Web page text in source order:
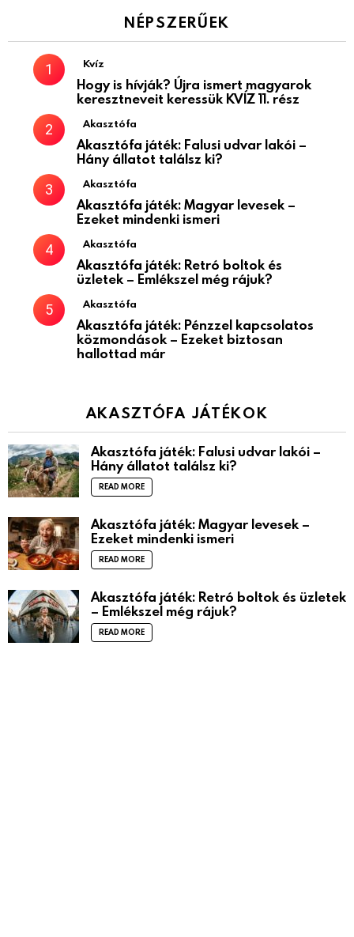
NÉPSZERŰEK
Kvíz
Hogy is hívják? Újra ismert magyarok
keresztneveit keressük KVÍZ 11. rész
Akasztófa
Akasztófa játék: Falusi udvar lakói –
Hány állatot találsz ki?
Akasztófa
Akasztófa játék: Magyar levesek –
Ezeket mindenki ismeri
Akasztófa
Akasztófa játék: Retró boltok és
üzletek – Emlékszel még rájuk?
Akasztófa
Akasztófa játék: Pénzzel kapcsolatos
közmondások – Ezeket biztosan
hallottad már
AKASZTÓFA JÁTÉKOK
Akasztófa játék: Falusi udvar lakói –
Hány állatot találsz ki?
READ MORE
Akasztófa játék: Magyar levesek –
Ezeket mindenki ismeri
READ MORE
Akasztófa játék: Retró boltok és üzletek
– Emlékszel még rájuk?
READ MORE